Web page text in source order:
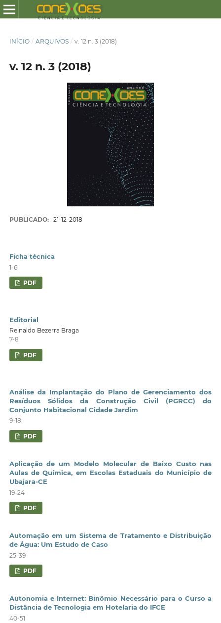
INÍCIO / ARQUIVOS / v. 12 n. 3 (2018)
v. 12 n. 3 (2018)
PUBLICADO: 21-12-2018
Ficha técnica
1-6
PDF
Editorial
Reinaldo Bezerra Braga
7-8
PDF
Análise da Implantação do Plano de Gerenciamento dos
Resíduos Sólidos da Construção Civil (PGRCC) do
Conjunto Habitacional Cidade Jardim
9-18
PDF
Aplicação de um Modelo Molecular de Baixo Custo nas
Aulas de Química, em Escolas Estaduais do Município de
Ubajara-CE
19-24
PDF
Automação em um Sistema de Tratamento e Distribuição
de Água: Um Estudo de Caso
25-39
PDF
Autonomia e Internet: Binômio Necessário para o Curso a
Distância de Tecnologia em Hotelaria do IFCE
40-51